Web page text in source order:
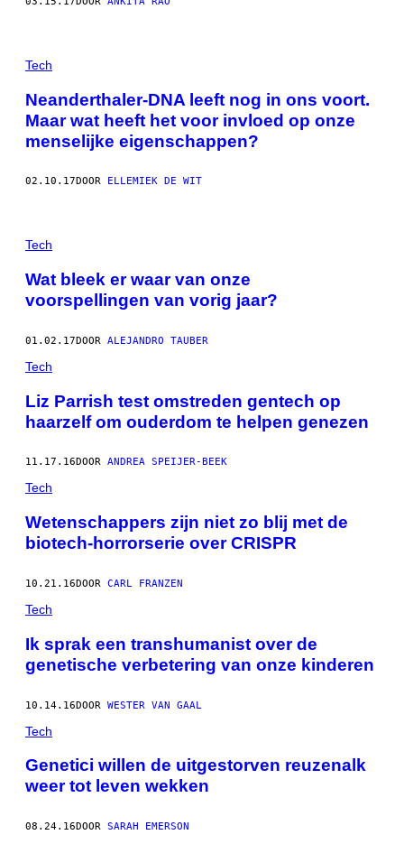
Tech
Neanderthaler-DNA leeft nog in ons voort.
Maar wat heeft het voor invloed op onze
menselijke eigenschappen?
02.10.17DOOR ELLEMIEK DE WIT
Tech
Wat bleek er waar van onze
voorspellingen van vorig jaar?
01.02.17DOOR ALEJANDRO TAUBER
Tech
Liz Parrish test omstreden gentech op
haarzelf om ouderdom te helpen genezen
11.17.16DOOR ANDREA SPEIJER-BEEK
Tech
Wetenschappers zijn niet zo blij met de
biotech-horrorserie over CRISPR
10.21.16DOOR CARL FRANZEN
Tech
Ik sprak een transhumanist over de
genetische verbetering van onze kinderen
10.14.16DOOR WESTER VAN GAAL
Tech
Genetici willen de uitgestorven reuzenalk
weer tot leven wekken
08.24.16DOOR SARAH EMERSON